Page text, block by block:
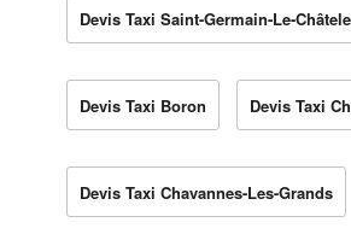
Devis Taxi Saint-Germain-Le-
Devis Taxi Boron Devis Taxi
Devis Taxi Chavannes-Les-Grands